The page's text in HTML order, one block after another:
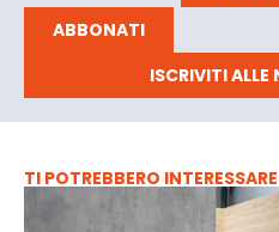
ABBONATI
ISCRIVITI ALLE
TI POTREBBERO INTERESSARE